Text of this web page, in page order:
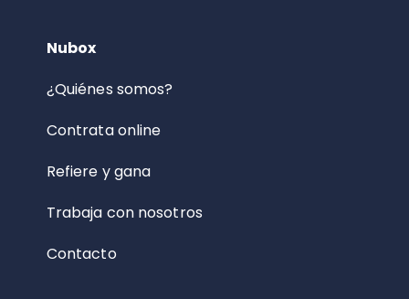
Nubox
¿Quiénes somos?
Contrata online
Refiere y gana
Trabaja con nosotros
Contacto